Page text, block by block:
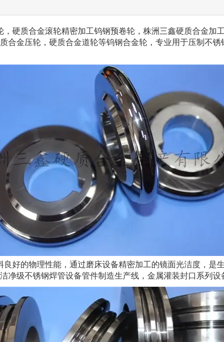
硬质合金滚轮精密加工钨钢预卷轮，株洲三鑫硬质合金加
合金压轮，硬质合金道轮等钨钢合金轮，专业用于压制不锈
好的物理性能，通过磨床设备精密加工的镜面光洁度，是生
净级不锈钢焊管设备管件制造生产线，金属灌装封口系列设